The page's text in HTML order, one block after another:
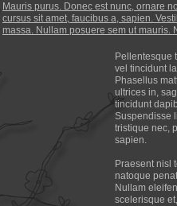
Mauris purus. Donec est nunc, ornare
cursus sit amet, faucibus a, sapien.
massa. Nullam posuere sem ut mauris.
Pellentesque
vel tincidunt
Phasellus
ultrices in,
tincidunt
Suspendisse
tristique nec,
sapien.
Praesent nisl
natoque
Nullam
scelerisque